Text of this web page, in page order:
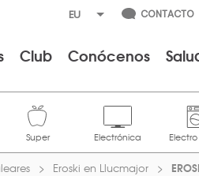
CONTACTO
Club Conócenos
Eroski en Llucmajor